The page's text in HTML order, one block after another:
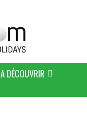
A DÉCOUVRIR